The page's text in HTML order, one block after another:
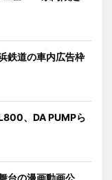
鉄道の車内広告枠
、DA PUMPら
台の漫画動画公